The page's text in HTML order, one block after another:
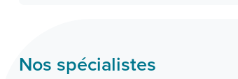
Nos spécialistes